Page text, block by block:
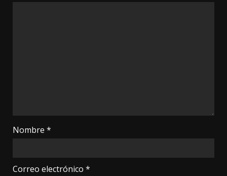
Nombre *
Correo electrónico *